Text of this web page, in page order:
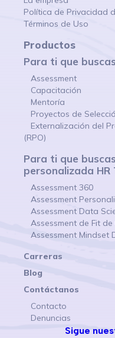
Política de Privacidad
Términos de Uso
Productos
Para ti que
Assessment
Capacitación
Mentoría
Proyectos de
Externalización del
(RPO)
Para ti que
personalizada HR
Assessment 360
Assessment
Assessment Data
Assessment de Fit
Assessment Mindset
Carreras
Blog
Contáctanos
Contacto
Denuncias
Sigue